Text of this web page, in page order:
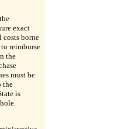
exact
costs borne
reimburse
the
must be
the
is